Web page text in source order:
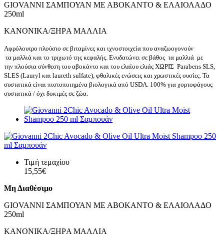
GIOVANNI ΣΑΜΠΟΥΑΝ ΜΕ ΑΒΟΚΑΝΤΟ & ΕΛΑΙΟΛΑΔΟ
250ml
ΚΑΝΟΝΙΚA/ΞΗΡA ΜΑΛΛΙΑ
Αφρόλουτρο πλούσιο σε βιταμίνες και ιχνοστοιχεία που αναζωογονούν
τα μαλλιά και το τριχωτό της κεφαλής. Ενυδατώνει σε βάθος τα μαλλιά με
την πλούσια σύνθεση του αβοκάντο και του ελαίου ελιάς ΧΩΡΙΣ Parabens SLS,
SLES (Lauryl και laureth sulfate), φθαλικές ενώσεις και χρωστικές ουσίες. Τα
συστατικά είναι πιστοποιημένα βιολογικά από USDA. 100% για χορτοφάγους
συστατικά / όχι δοκιμές σε ζώα.
Τιμή τεμαχίου
15,55€
Μη Διαθέσιμο
GIOVANNI ΣΑΜΠΟΥΑΝ ΜΕ ΑΒΟΚΑΝΤΟ & ΕΛΑΙΟΛΑΔΟ
250ml
ΚΑΝΟΝΙΚA/ΞΗΡA ΜΑΛΛΙΑ